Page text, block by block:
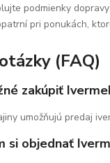
podmienky
pri ponukách,
(FAQ)
zakúpiť
umožňujú predaj
si objednať